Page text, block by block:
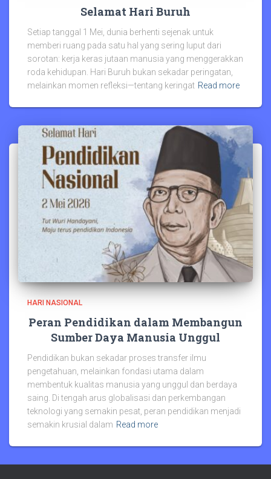
Selamat Hari Buruh
Setiap tanggal 1 Mei, dunia berhenti sejenak untuk
memberi ruang pada satu hal yang sering luput dari
sorotan: kerja keras jutaan manusia yang menggerakkan
roda kehidupan. Hari Buruh bukan sekadar peringatan,
melainkan momen refleksi—tentang keringat Read more
HARI NASIONAL
Peran Pendidikan dalam Membangun
Sumber Daya Manusia Unggul
Pendidikan bukan sekadar proses transfer ilmu
pengetahuan, melainkan fondasi utama dalam
membentuk kualitas manusia yang unggul dan berdaya
saing. Di tengah arus globalisasi dan perkembangan
teknologi yang semakin pesat, peran pendidikan menjadi
semakin krusial dalam Read more